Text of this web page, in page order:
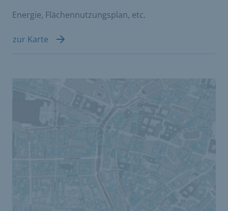
Energie, Flächennutzungsplan, etc.
zur Karte